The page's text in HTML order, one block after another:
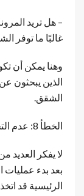
– هل تريد
غالبًا ما توفر
وهنا يمكن أن
الذين يبحثون
الشقق.
الخطأ 8: عدم التخطيط للتخارج قبل الشراء
لا يفكر العديد
بعد بدء عمليات
الرئيسية قد